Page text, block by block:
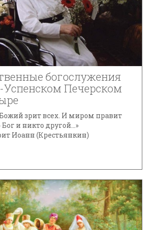
богослужения
Успенском Печерском
зрит всех. И миром правит
и никто другой...»
Иоанн (Крестьянкин)